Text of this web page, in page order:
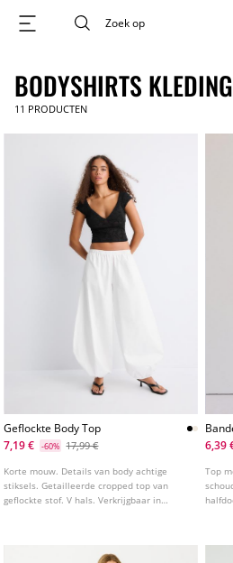
BODYSHIRTS KLEDING
11 PRODUCTEN
Geflockte Body Top
7,19 €
-60% 17,99 €
Korte mouw. Details van body achtige
stiksels. Getailleerde cropped top van
geflockte stof. V hals. Verkrijgbaar in
6,39
Top